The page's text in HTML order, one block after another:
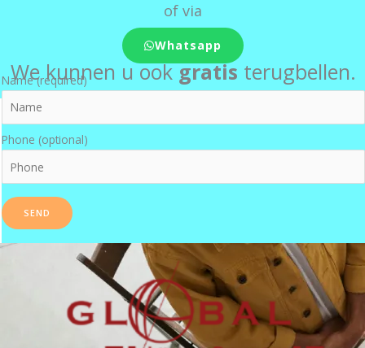
of via
Whatsapp
We kunnen u ookgratis terugbellen.
Name (required)
Phone (optional)